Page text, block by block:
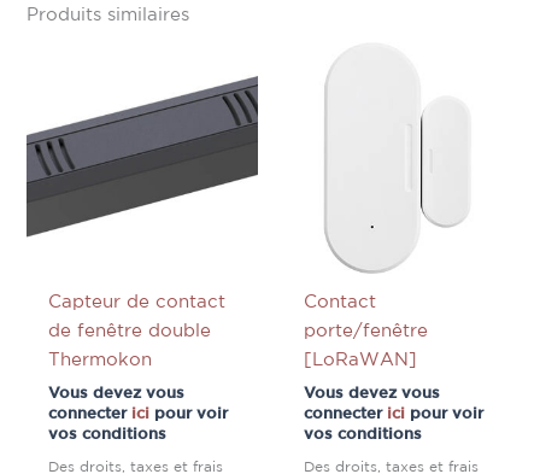
Produits similaires
Capteur de contact
de fenêtre double
Thermokon
Vous devez vous
connecter ici pour voir
vos conditions
Des droits, taxes et frais
Contact
porte/fenêtre
[LoRaWAN]
Vous devez vous
connecter ici pour voir
vos conditions
Des droits, taxes et frais